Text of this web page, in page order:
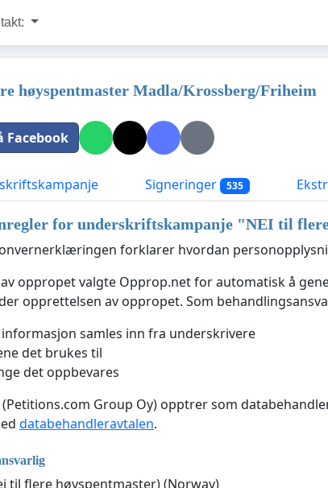
høyspentmaster Madla/Krossberg/Friheim
Facebook
Signeringer 535
for underskriftskampanje "NEI til
forklarer hvordan
oppropet valgte Opprop.net for automatisk å
opprettelsen av oppropet. Som
samles inn fra underskrivere
det brukes til
det oppbevares
Group Oy) opptrer som
databehandleravtalen.
til flere høyspentmaster) (Norway)